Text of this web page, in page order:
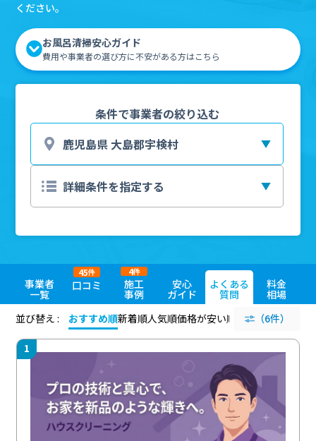
ください。
お風呂清掃安心ガイド
費用や事業者の選び方に不安がある方はこちら
条件で事業者の絞り込む
事業者
一覧
口コミ
45件
施工
事例
4件
安心
ガイド
よくある
質問
料金
相場
並び替え :
おすすめ順新着順人気順価格が安い順 評価が高い順
（6件）
1